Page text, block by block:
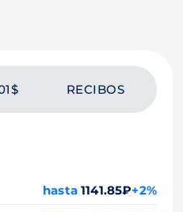
RECIBOS
hasta1141.85₽+2%